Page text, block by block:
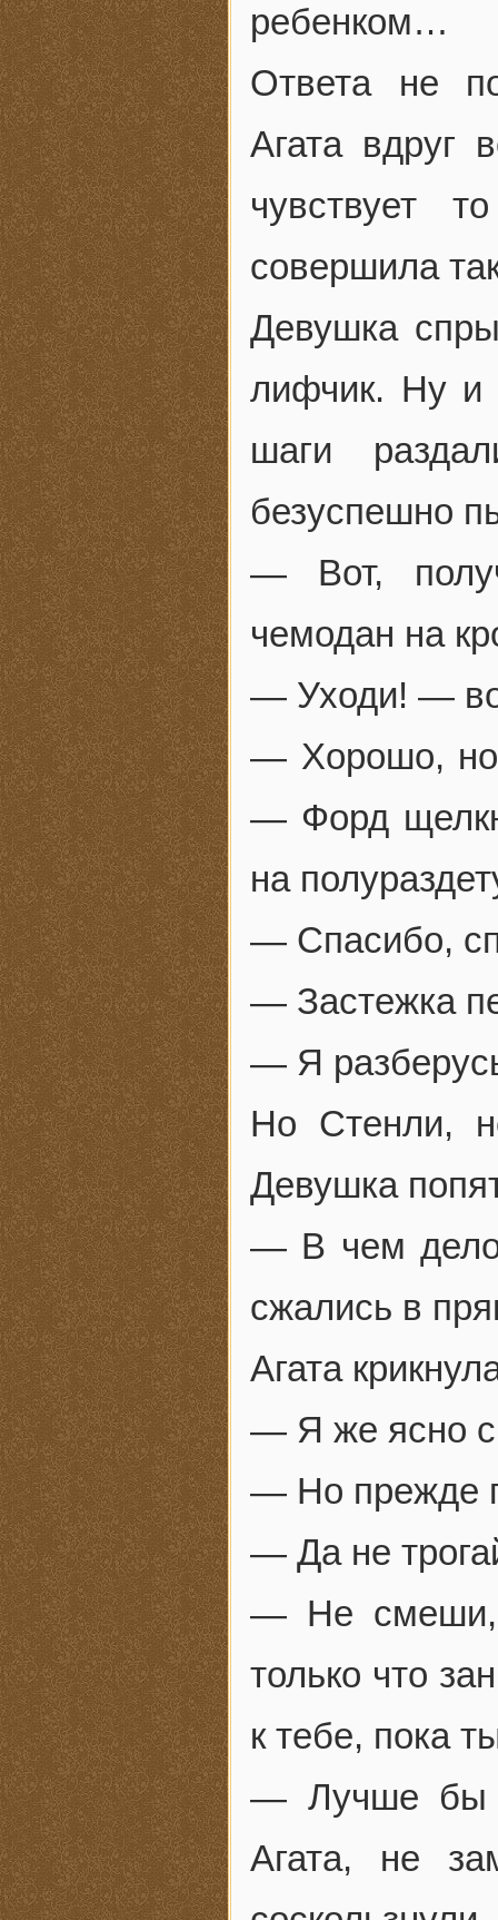
ребенком…
Ответа не
Агата вдруг
чувствует
совершила
Девушка
лифчик. Ну и
шаги
безуспешно
— Вот,
чемодан на
— Уходи! —
— Хорошо, но
— Форд
на
— Спасибо,
— Застежка
— Я
Но Стенли,
Девушка
— В чем
сжались в
Агата
— Я же ясно
— Но прежде
— Да не
— Не смеши,
только что
к тебе, пока
— Лучше бы
Агата, не